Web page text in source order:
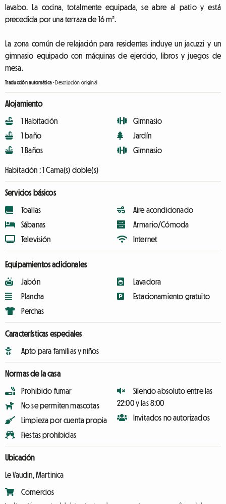
lavabo. La cocina, totalmente equipada, se abre al patio y está
precedida por una terraza de 16 m².
La zona común de relajación para residentes incluye un jacuzzi y un
gimnasio equipado con máquinas de ejercicio, libros y juegos de
mesa.
Traducción automática-Descripción original
Alojamiento
1 Habitación
1 baño
1 Baños
Gimnasio
Jardín
Gimnasio
Habitación :1 Cama(s) doble(s)
Servicios básicos
Toallas
Sábanas
Televisión
Aire acondicionado
Armario/Cómoda
Internet
Equipamientos adicionales
Jabón
Plancha
Perchas
Lavadora
Estacionamiento gratuito
Características especiales
Apto para familias y niños
Normas de la casa
Prohibido fumar
No se permiten mascotas
Limpieza por cuenta propia
Fiestas prohibidas
Silencio absoluto entre las
22:00 y las 8:00
Invitados no autorizados
Ubicación
Le Vauclin, Martinica
Comercios